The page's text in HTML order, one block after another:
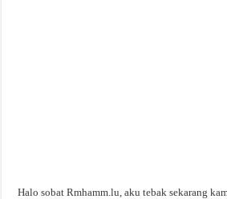
Halo sobat Rmhamm.lu, aku tebak sekarang